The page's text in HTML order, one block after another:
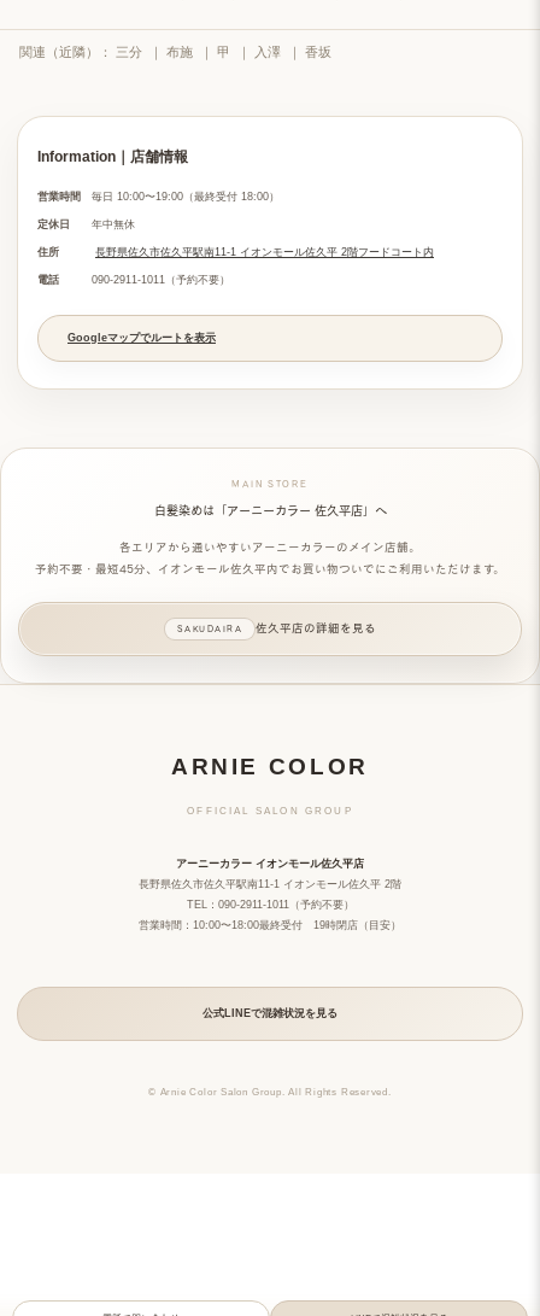
関連（近隣）： 三分 ｜ 布施 ｜ 甲 ｜ 入澤 ｜ 香坂
Information｜店舗情報
営業時間 毎日 10:00〜19:00（最終受付 18:00）
定休日 年中無休
住所 長野県佐久市佐久平駅南11-1 イオンモール佐久平 2階フードコート内
電話 090-2911-1011（予約不要）
Googleマップでルートを表示
MAIN STORE
白髪染めは「アーニーカラー 佐久平店」へ
各エリアから通いやすい アーニーカラーのメイン店舗
予約不要・最短45分、イオンモール佐久平内でお買い物ついでにご利用いただけます。
佐久平店の詳細を見る
ARNIE COLOR
OFFICIAL SALON GROUP
アーニーカラー イオンモール佐久平店
長野県佐久市佐久平駅南11-1 イオンモール佐久平 2階
TEL：090-2911-1011（予約不要）
営業時間：10:00〜18:00最終受付 19時閉店（目安）
公式LINEで混雑状況を見る
© Arnie Color Salon Group. All Rights Reserved.